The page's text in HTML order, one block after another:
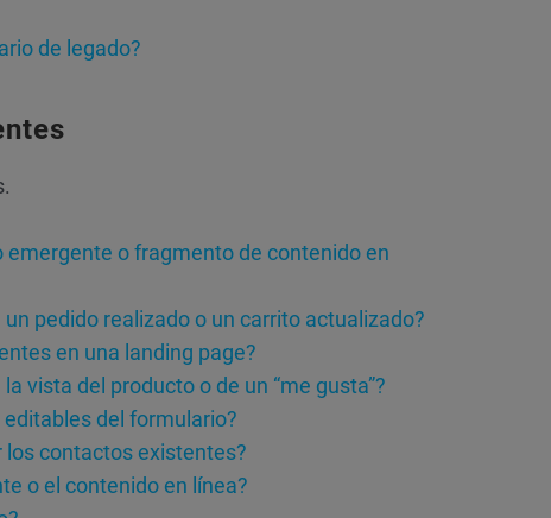
de legado?
o fragmento de contenido en
pedido realizado o un carrito actualizado?
en una landing page?
vista del producto o de un “me gusta”?
del formulario?
contactos existentes?
o el contenido en línea?